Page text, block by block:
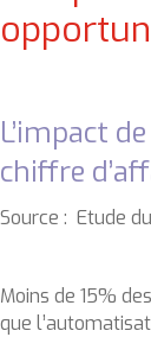
L’impact
chiffre
Source : Etude
Moins de 15%
que